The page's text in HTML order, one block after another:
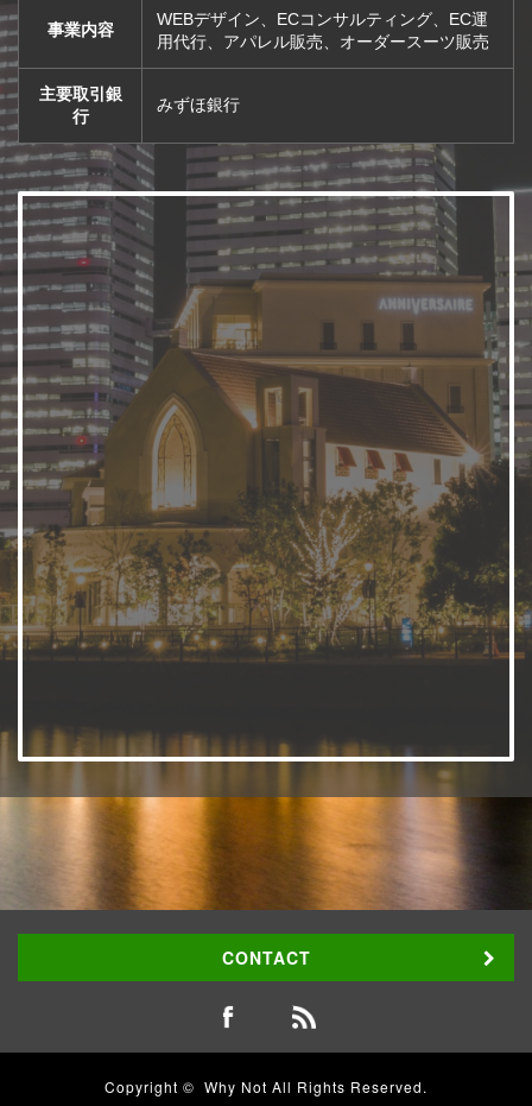
事業内容
WEBデザイン、ECコンサルティング、EC運
用代行、アパレル販売、オーダースーツ販売
主要取引銀
行
みずほ銀行
CONTACT
Copyright © Why Not All Rights Reserved.